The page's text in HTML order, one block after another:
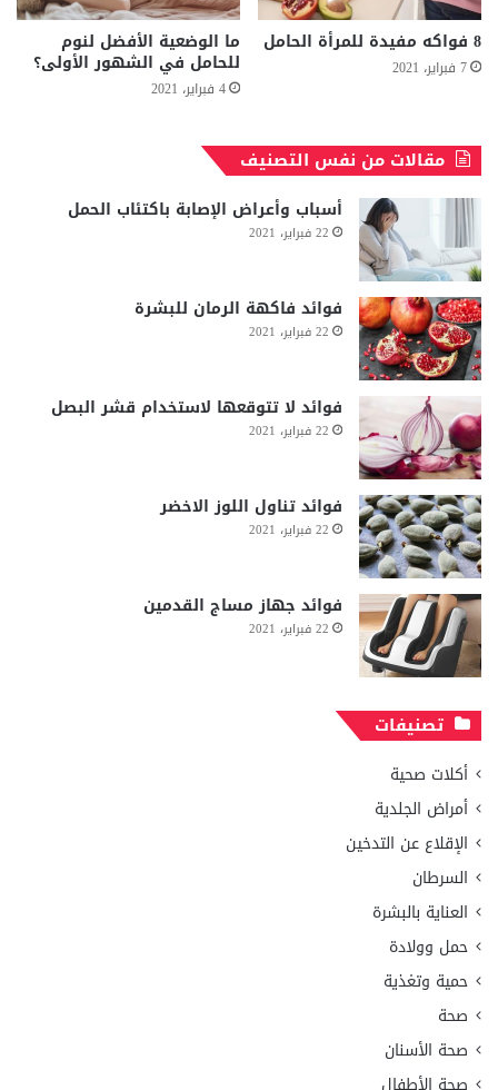
8 فواكه مفيدة للمرأة الحامل
7 فبراير، 2021
ما الوضعية الأفضل لنوم
للحامل في الشهور الأولى؟
4 فبراير، 2021
مقالات من نفس التصنيف
أسباب وأعراض الإصابة باكتئاب الحمل
22 فبراير، 2021
فوائد فاكهة الرمان للبشرة
22 فبراير، 2021
فوائد لا تتوقعها لاستخدام قشر البصل
22 فبراير، 2021
فوائد تناول اللوز الاخضر
22 فبراير، 2021
فوائد جهاز مساج القدمين
22 فبراير، 2021
تصنيفات
أكلات صحية
أمراض الجلدية
الإقلاع عن التدخين
السرطان
العناية بالبشرة
حمل وولادة
حمية وتغذية
صحة
صحة الأسنان